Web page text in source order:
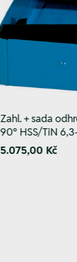
Zahl. + sada
90° HSS/TiN
5.075,00 Kč